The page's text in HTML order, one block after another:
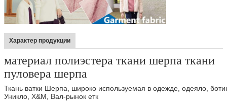
Характер продукции
материал полиэстера ткани шерпа ткани
пуловера шерпа
Ткань ватки Шерпа, широко используемая в одежде, одеяло,
Уникло, Х&М, Вал-рынок етк